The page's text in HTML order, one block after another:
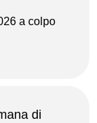
a colpo
di